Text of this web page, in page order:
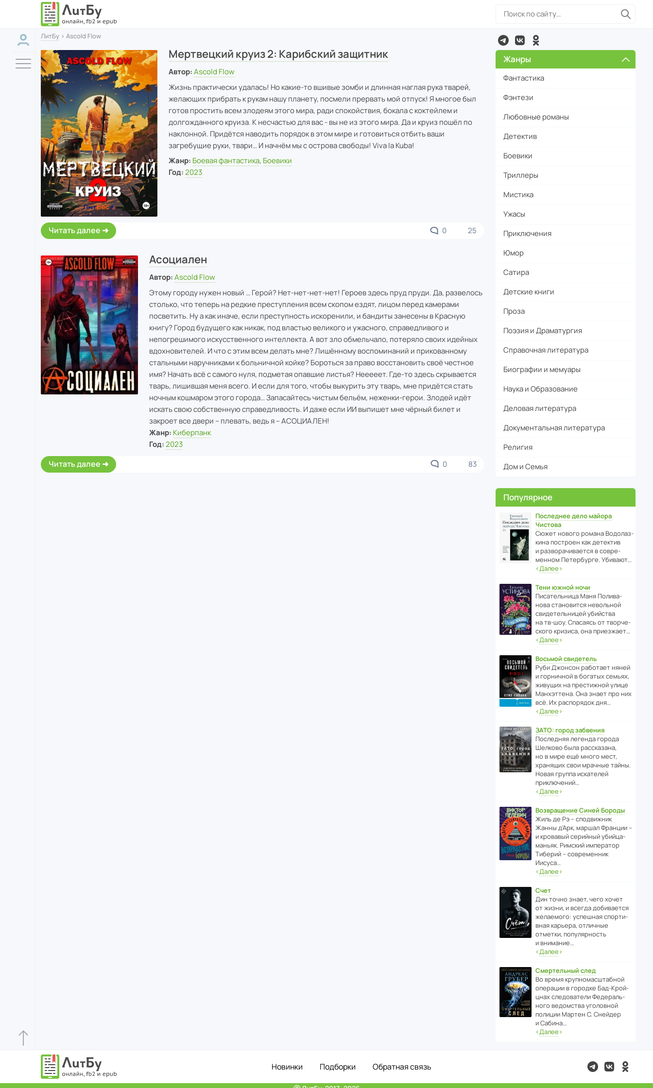
ЛитБу › Ascold Flow
Мертвецкий круиз 2: Карибский защитник
Автор: Ascold Flow
Жизнь практически удалась! Но какие-то вшивые зомби и длинная наглая рука тварей,
желающих прибрать к рукам нашу планету, посмели прервать мой отпуск! Я многое был
готов простить всем злодеям этого мира, ради спокойствия, бокала с коктейлем и
долгожданного круиза. К несчастью для вас - вы не из этого мира. Да и круиз пошёл по
наклонной. Придётся наводить порядок в этом мире и готовиться отбить ваши
загребущие руки, твари… И начнём мы с острова свободы! Viva la Kuba!
Жанр: Боевая фантастика, Боевики
Год: 2023
Читать далее 0 25
Асоциален
Автор: Ascold Flow
Этому городу нужен новый … Герой? Нет-нет-нет-нет! Героев здесь пруд пруди. Да, развелось
столько, что теперь на редкие преступления всем скопом ездят, лицом перед камерами
посветить. Ну а как иначе, если преступность искоренили, и бандиты занесены в Красную
книгу? Город будущего как никак, под властью великого и ужасного, справедливого и
непогрешимого искусственного интеллекта. А вот зло обмельчало, потеряло своих идейных
вдохновителей. И что с этим всем делать мне? Лишённому воспоминаний и прикованному
стальными наручниками к больничной койке? Бороться за право восстановить своё честное
имя? Начать всё с самого нуля, подметая опавшие листья? Нееееет. Где-то здесь скрывается
тварь, лишившая меня всего. И если для того, чтобы выкурить эту тварь, мне придётся стать
ночным кошмаром этого города… Запасайтесь чистым бельём, неженки-герои. Злодей идёт
искать свою собственную справедливость. И даже если ИИ выпишет мне чёрный билет и
закроет все двери – плевать, ведь я – АСОЦИАЛЕН!
Жанр: Киберпанк
Год: 2023
Читать далее 0 83
Жанры
Фантастика
Фэнтези
Любовные романы
Детектив
Боевики
Триллеры
Мистика
Ужасы
Приключения
Юмор
Сатира
Детские книги
Проза
Поэзия и Драматургия
Справочная литература
Биографии и мемуары
Наука и Образование
Деловая литература
Документальная литература
Религия
Дом и Семья
Популярное
Последнее дело майора
Чистова
Сюжет нового романа Водо­ла­з­
кина пост­роен как дете­ктив
и разво­ра­чи­ва­ется в совре­
менном Пете­р­бурге. Убивают…
‹Далее›
Тени южной ночи
Писа­тель­ница Маня Поли­ва­
нова стано­вится невольной
свиде­тель­ницей убийства
на тв-шоу. Спасаясь от твор­че­
с­кого кризиса, она приезжает…
‹Далее›
Восьмой свидетель
Руби Джонсон рабо­тает няней
и горни­чной в богатых семьях,
живущих на прес­ти­жной улице
Манх­эт­тена. Она знает про них
всё. Их распо­рядок дня…
‹Далее›
ЗАТО: город забвения
После­дняя легенда города
Шелково была расска­зана,
но в мире ещё много мест,
хранящих свои мрачные тайны.
Новая группа иска­телей
приключений…
‹Далее›
Возвращение Синей Бороды
Жиль де Рэ – спод­ви­жник
Жанны д’Арк, маршал Франции –
и кровавый серийный убийца-
маньяк. Римский импе­ратор
Тиберий – совре­менник
Иисуса…
‹Далее›
Счет
Дин точно знает, чего хочет
от жизни, и всегда доби­ва­ется
жела­е­мого: успе­шная спор­ти­
вная карьера, отли­чные
отметки, попу­ля­р­ность
и внимание…
‹Далее›
Смертельный след
Во время круп­но­мас­ш­та­бной
операции в городке Бад‑Крой­
цнах следо­ва­тели Феде­раль­
ного ведомства уголо­вной
полиции Мартен С. Снейдер
и Сабина…
‹Далее›
Новинки Подборки Обратная связь